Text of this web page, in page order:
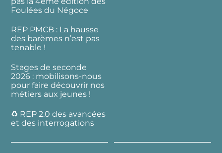
Foulées du Négoce
REP PMCB : La hausse
des barèmes n’est pas
tenable !
Stages de seconde
2026 : mobilisons-nous
pour faire découvrir nos
métiers aux jeunes !
♻️ REP 2.0 des avancées
et des interrogations